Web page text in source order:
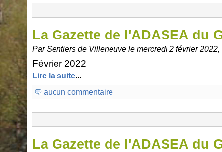
La Gazette de l'ADASEA du
Par Sentiers de Villeneuve le mercredi 2 février 2022,
Février 2022
Lire la suite...
aucun commentaire
La Gazette de l'ADASEA du